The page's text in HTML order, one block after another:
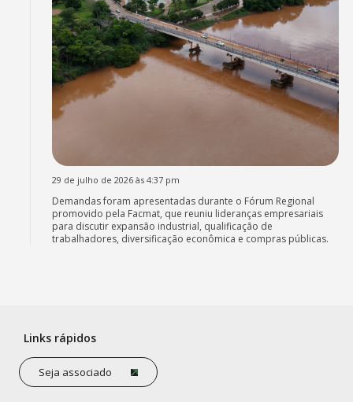
29 de julho de 2026 às 4:37 pm
Demandas foram apresentadas durante o Fórum Regional
promovido pela Facmat, que reuniu lideranças empresariais
para discutir expansão industrial, qualificação de
trabalhadores, diversificação econômica e compras públicas.
Links rápidos
Seja associado